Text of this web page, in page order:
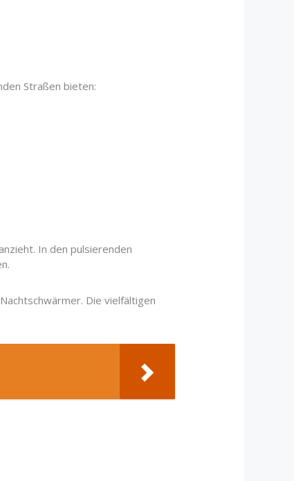
Straßen bieten:
In den pulsierenden
Die vielfältigen